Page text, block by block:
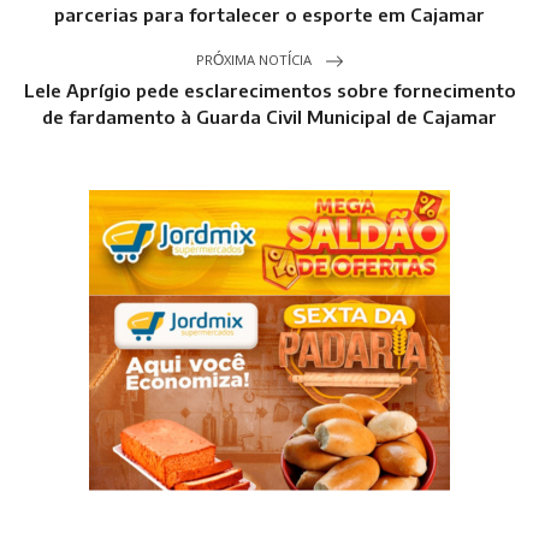
parcerias para fortalecer o esporte em Cajamar
PRÓXIMA NOTÍCIA
Lele Aprígio pede esclarecimentos sobre fornecimento
de fardamento à Guarda Civil Municipal de Cajamar